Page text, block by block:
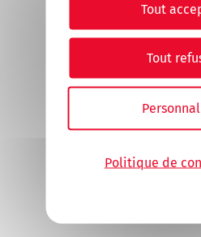
Tout
Tout
Politique de